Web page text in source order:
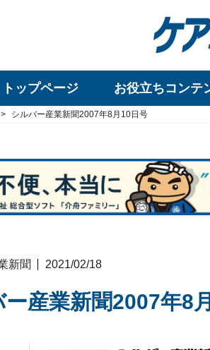
トップページ お役立ちコンテ
シルバー産業新聞2007年8月10日号
新聞 2021/02/18
ー産業新聞2007年8